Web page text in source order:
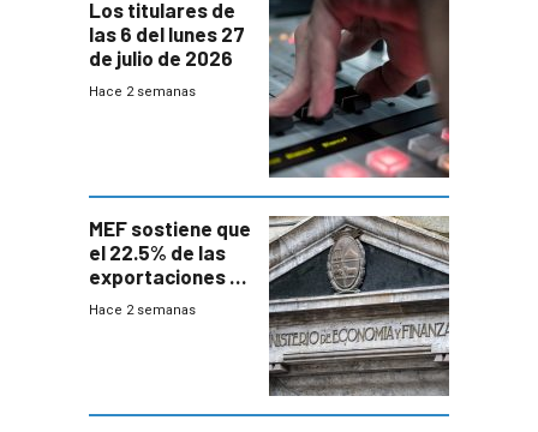
Los titulares de
las 6 del lunes 27
de julio de 2026
Hace 2 semanas
MEF sostiene que
el 22.5% de las
exportaciones a
EE.UU se verán
Hace 2 semanas